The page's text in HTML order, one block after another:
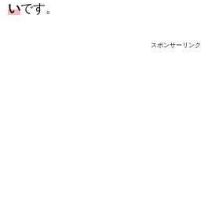
いです。
スポンサーリンク